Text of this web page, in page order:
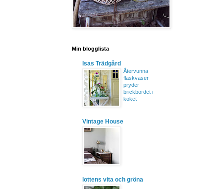
Min blogglista
Isas Trädgård
Återvunna
flaskvaser
pryder
brickbordet i
köket
Vintage House
lottens vita och gröna